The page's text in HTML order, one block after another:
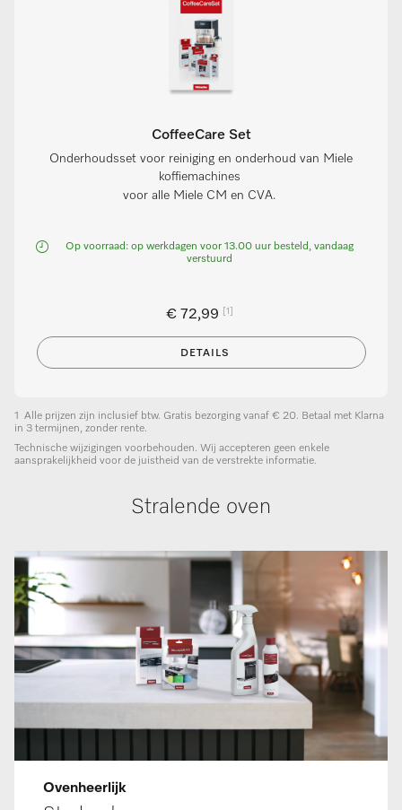
CoffeeCare Set
Onderhoudsset voor reiniging en onderhoud van Miele
koffiemachines
voor alle Miele CM en CVA.
Op voorraad: op werkdagen voor 13.00 uur besteld, vandaag
verstuurd
€ 72,99 [1]
DETAILS
1 Alle prijzen zijn inclusief btw. Gratis bezorging vanaf € 20. Betaal met Klarna
in 3 termijnen, zonder rente.
Technische wijzigingen voorbehouden. Wij accepteren geen enkele
aansprakelijkheid voor de juistheid van de verstrekte informatie.
Stralende oven
Ovenheerlijk